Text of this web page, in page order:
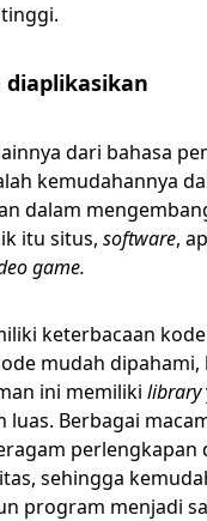
diaplikasikan
dari bahasa
kemudahannya
dalam
itu situs, software,
game.
keterbacaan
mudah dipahami,
ini memiliki library
luas. Berbagai
perlengkapan
sehingga
program menjadi